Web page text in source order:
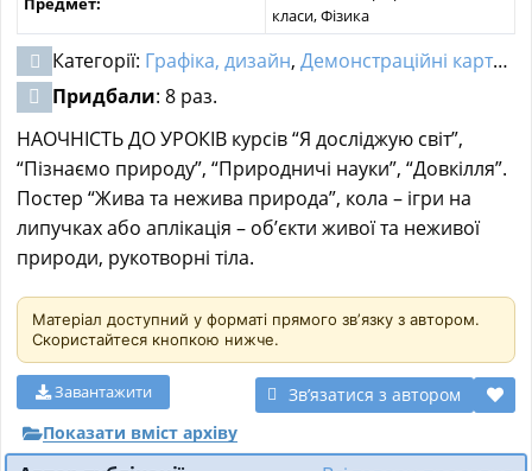
класи, Фізика
Категорії: Графіка, дизайн, Демонстраційні картки для дошкільнят
Придбали: 8 раз.
НАОЧНІСТЬ ДО УРОКІВ курсів “Я досліджую світ”,
“Пізнаємо природу”, “Природничі науки”, “Довкілля”.
Постер “Жива та нежива природа”, кола – ігри на
липучках або аплікація – об’єкти живої та неживої
природи, рукотворні тіла.
Матеріал доступний у форматі прямого звʼязку з автором.
Скористайтеся кнопкою нижче.
Звʼязатися з автором
Завантажити
Показати вміст архіву